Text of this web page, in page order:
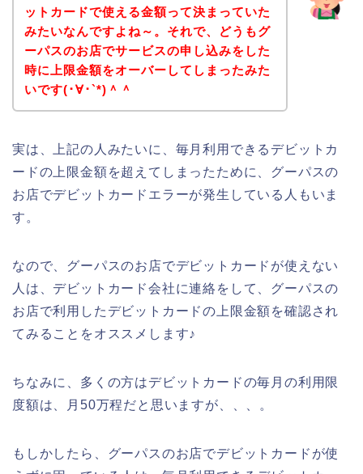
ットカードで使える金額って決まっていた
みたいなんですよね～。それで、どうもグ
ーパスのお店でサービスの申し込みをした
時に上限金額をオーバーしてしまったみた
いです(･∀･`*)＾＾
実は、上記の人みたいに、毎月利用できるデビットカ
ードの上限金額を超えてしまったために、グーパスの
お店でデビットカードエラーが発生している人もいま
す。
なので、グーパスのお店でデビットカードが使えない
人は、デビットカード会社に連絡をして、グーパスの
お店で利用したデビットカードの上限金額を確認され
てみることをオススメします♪
ちなみに、多くの方はデビットカードの毎月の利用限
度額は、月50万程だと思いますが、、、。
もしかしたら、グーパスのお店でデビットカードが使